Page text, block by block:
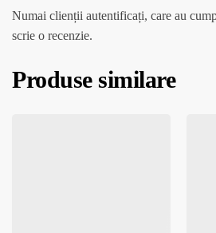
Numai clienții autentificați, care au
scrie o recenzie.
Produse similare